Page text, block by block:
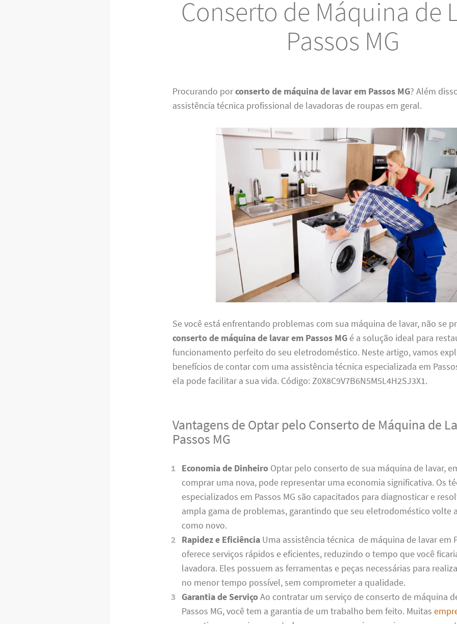
Conserto de Máquina de
Passos MG
Procurando porconserto de máquina de lavar em Passos MG? Além
assistência técnica profissional de lavadoras de roupas em geral.
Se você está enfrentando problemas com sua máquina de lavar, não se
conserto de máquina de lavar em Passos MG é a solução ideal para
funcionamento perfeito do seu eletrodoméstico. Neste artigo, vamos
benefícios de contar com uma assistência técnica especializada em
ela pode facilitar a sua vida. Código: Z0X8C9V7B6N5M5L4H2SJ3X1.
Vantagens de Optar pelo Conserto de Máquina de
Passos MG
Economia de DinheiroOptar pelo conserto de sua máquina de lavar,
comprar uma nova, pode representar uma economia significativa. Os
especializados em Passos MG são capacitados para diagnosticar e
ampla gama de problemas, garantindo que seu eletrodoméstico volte
como novo.
Rapidez e EficiênciaUma assistência técnica de máquina de lavar em
oferece serviços rápidos e eficientes, reduzindo o tempo que você
lavadora. Eles possuem as ferramentas e peças necessárias para
no menor tempo possível, sem comprometer a qualidade.
Garantia de ServiçoAo contratar um serviço de conserto de máquina
Passos MG, você tem a garantia de um trabalho bem feito. Muitas